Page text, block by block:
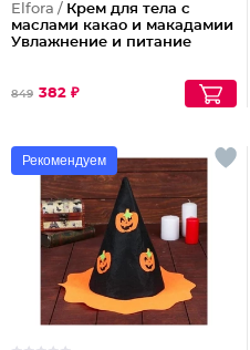
Elfora / Крем для тела с
маслами какао и макадамии
Увлажнение и питание
849 382 ₽
Рекомендуем